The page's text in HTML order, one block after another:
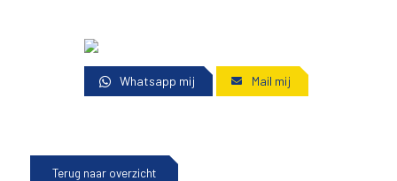
Whatsapp mij Mail mij
Terug naar overzicht